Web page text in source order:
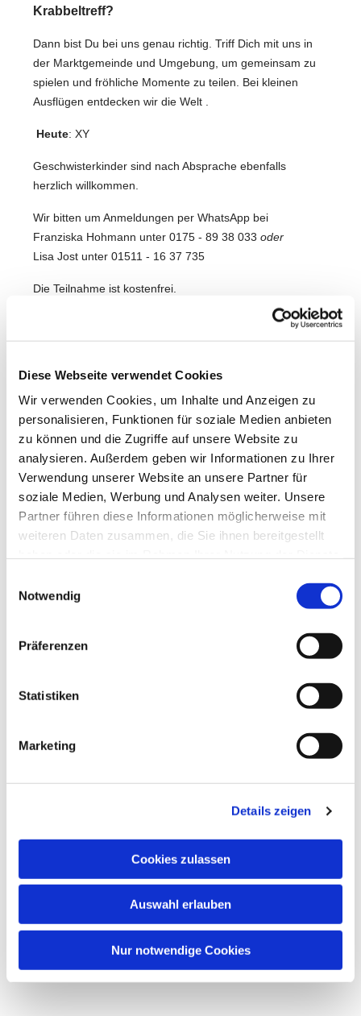
Diese Webseite verwendet Cookies
Wir verwenden Cookies, um Inhalte und Anzeigen zu
personalisieren, Funktionen für soziale Medien anbieten
zu können und die Zugriffe auf unsere Website zu
analysieren. Außerdem geben wir Informationen zu Ihrer
Verwendung unserer Website an unsere Partner für
soziale Medien, Werbung und Analysen weiter. Unsere
Partner führen diese Informationen möglicherweise mit
weiteren Daten zusammen, die Sie ihnen bereitgestellt
Notwendig
Präferenzen
Statistiken
Marketing
Details zeigen
Cookies zulassen
Auswahl erlauben
Nur notwendige Cookies
Krabbeltreff?
Dann bist Du bei uns genau richtig. Triff Dich mit uns in
der Marktgemeinde und Umgebung, um gemeinsam zu
spielen und fröhliche Momente zu teilen. Bei kleinen
Ausflügen entdecken wir die Welt .
Heute: XY
Geschwisterkinder sind nach Absprache ebenfalls
herzlich willkommen.
Wir bitten um Anmeldungen per WhatsApp bei
Franziska Hohmann unter 0175 - 89 38 033 oder
Lisa Jost unter 01511 - 16 37 735
Die Teilnahme ist kostenfrei.
Dies könnte Sie auch